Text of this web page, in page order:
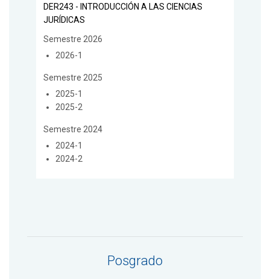
DER243 - INTRODUCCIÓN A LAS CIENCIAS
JURÍDICAS
Semestre 2026
2026-1
Semestre 2025
2025-1
2025-2
Semestre 2024
2024-1
2024-2
Posgrado